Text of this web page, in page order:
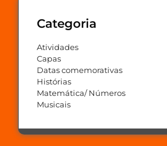
Categoria
Atividades
Capas
Datas comemorativas
Histórias
Matemática/ Números
Musicais